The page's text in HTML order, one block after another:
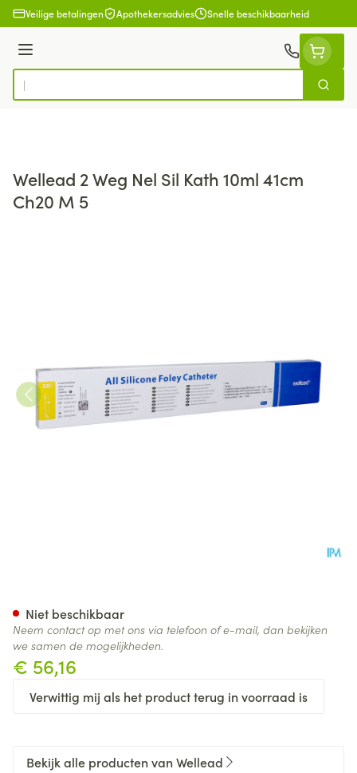
Ga naar de inhoud
Veilige betalingen Apothekersadvies Snelle beschikbaarheid
Menu
Product, merk, categorie...
Zoek
Wellead 2 Weg Nel Sil Kath 10ml 41cm
Ch20 M 5
€ 56,16
Verwittig mij als het product terug in voorraad is
Niet beschikbaar
Neem contact op met ons via telefoon of e-mail, dan bekijken
we samen de mogelijkheden.
Bekijk alle producten van Wellead